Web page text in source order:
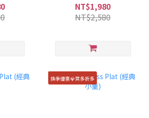
NT$1,980
NT$2,580
換季優惠💎買多折多